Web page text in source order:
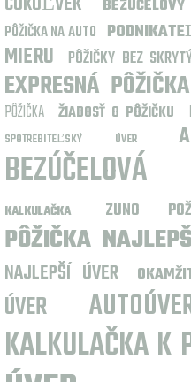
PÔŽIČKA NA AUTO
MIERU
PÔŽIČKY BEZ
EXPRESNÁ PÔŽIČKA
PÔŽIČKA
ŽIADOSŤ O PÔŽIČKU
SPOTREBITEĽSKÝ ÚVER
BEZÚČELOVÁ
KALKULAČKA
ZUNO
PÔŽIČKA
NAJLEPŠÍ ÚVER
ÚVER
KALKULAČKA K